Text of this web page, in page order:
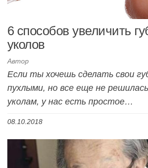
6 способов увеличить
уколов
Автор
Если ты хочешь сделать свои
пухлыми, но все еще не
уколам, у нас есть простое…
08.10.2018